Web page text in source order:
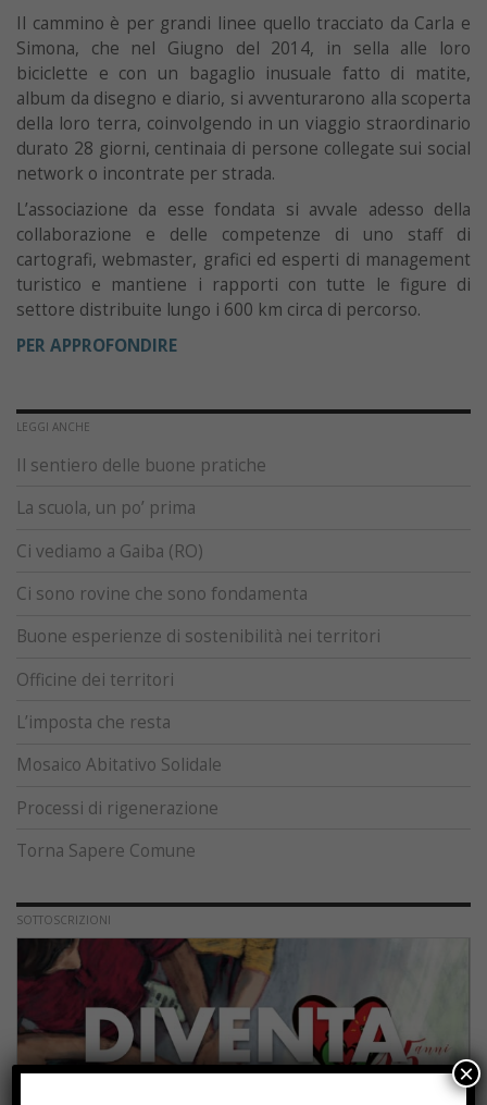
Il cammino è per grandi linee quello tracciato da Carla e
Simona, che nel Giugno del 2014, in sella alle loro
biciclette e con un bagaglio inusuale fatto di matite,
album da disegno e diario, si avventurarono alla scoperta
della loro terra, coinvolgendo in un viaggio straordinario
durato 28 giorni, centinaia di persone collegate sui social
network o incontrate per strada.
L’associazione da esse fondata si avvale adesso della
collaborazione e delle competenze di uno staff di
cartografi, webmaster, grafici ed esperti di management
turistico e mantiene i rapporti con tutte le figure di
settore distribuite lungo i 600 km circa di percorso.
PER APPROFONDIRE
LEGGI ANCHE
Il sentiero delle buone pratiche
La scuola, un po’ prima
Ci vediamo a Gaiba (RO)
Ci sono rovine che sono fondamenta
Buone esperienze di sostenibilità nei territori
Officine dei territori
L’imposta che resta
Mosaico Abitativo Solidale
Processi di rigenerazione
Torna Sapere Comune
SOTTOSCRIZIONI
×